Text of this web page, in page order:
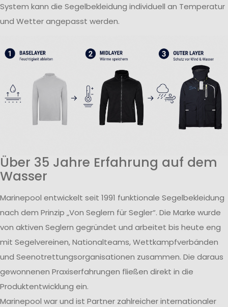
System kann die Segelbekleidung individuell an Temperatur
und Wetter angepasst werden.
Über 35 Jahre Erfahrung auf dem
Wasser
Marinepool entwickelt seit 1991 funktionale Segelbekleidung
nach dem Prinzip „Von Seglern für Segler“. Die Marke wurde
von aktiven Seglern gegründet und arbeitet bis heute eng
mit Segelvereinen, Nationalteams, Wettkampfverbänden
und Seenotrettungsorganisationen zusammen. Die daraus
gewonnenen Praxiserfahrungen fließen direkt in die
Produktentwicklung ein.
Marinepool war und ist Partner zahlreicher internationaler